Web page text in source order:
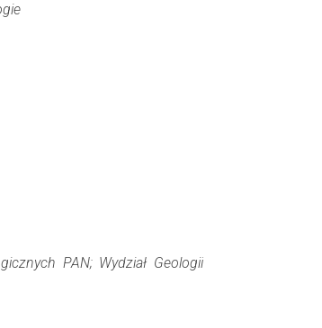
PAN; Wydział Geologii